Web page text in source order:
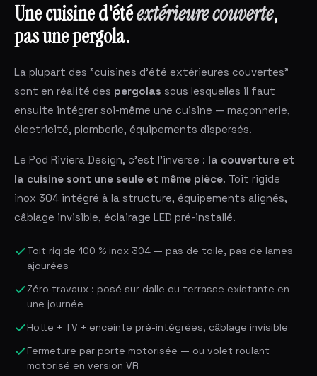
Une cuisine d'étéextérieure couverte,
pas une pergola.
La plupart des "cuisines d'été extérieures couvertes"
sont en réalité des pergolas sous lesquelles il faut
ensuite intégrer soi-même une cuisine — maçonnerie,
électricité, plomberie, équipements dispersés.
Le Pod Riviera Design, c'est l'inverse : la couverture et
la cuisine sont une seule et même pièce. Toit rigide
inox 304 intégré à la structure, équipements alignés,
câblage invisible, éclairage LED pré-installé.
Toit rigide 100 % inox 304 — pas de toile, pas de lames
ajourées
Zéro travaux : posé sur dalle ou terrasse existante en
une journée
Hotte + TV + enceinte pré-intégrées, câblage invisible
Fermeture par porte motorisée — ou volet roulant
motorisé en version VR